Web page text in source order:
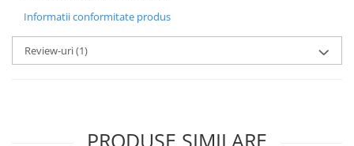
Informatii conformitate produs
Review-uri(1)
PRODUSE SIMILARE